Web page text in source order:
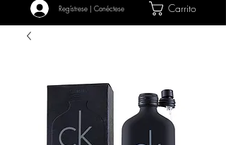
Regístrese | Conéctese Carrito